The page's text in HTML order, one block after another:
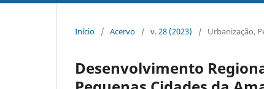
Início / Acervo / v. 28 (2023) / Urbanização,
Desenvolvimento